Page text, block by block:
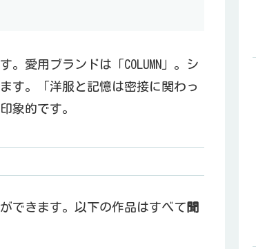
。愛用ブランドは「COLUMN」。シ
す。「洋服と記憶は密接に関わっ
象的です。
できます。以下の作品はすべて 聞